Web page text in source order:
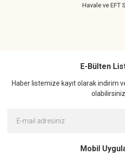
Havale ve EFT
E-Bülten
Haber listemize kayıt olarak indirim
olabilirsiniz.
Mobil